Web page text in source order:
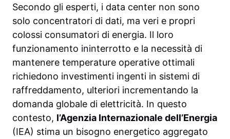
Secondo gli esperti, i data center non sono
solo concentratori di dati, ma veri e propri
colossi consumatori di energia. Il loro
funzionamento ininterrotto e la necessità di
mantenere temperature operative ottimali
richiedono investimenti ingenti in sistemi di
raffreddamento, ulteriori incrementando la
domanda globale di elettricità. In questo
contesto, l’Agenzia Internazionale dell’Energia
(IEA) stima un bisogno energetico aggregato